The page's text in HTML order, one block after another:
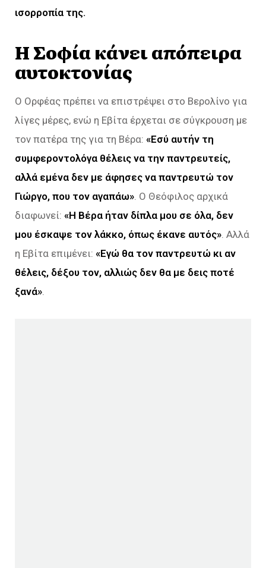
ισορροπία της.
Η Σοφία κάνει απόπειρα
αυτοκτονίας
Ο Ορφέας πρέπει να επιστρέψει στο Βερολίνο για
λίγες μέρες, ενώ η Εβίτα έρχεται σε σύγκρουση με
τον πατέρα της για τη Βέρα: «Εσύ αυτήν τη
συμφεροντολόγα θέλεις να την παντρευτείς,
αλλά εμένα δεν με άφησες να παντρευτώ τον
Γιώργο, που τον αγαπάω» . Ο Θεόφιλος αρχικά
διαφωνεί: «Η Βέρα ήταν δίπλα μου σε όλα, δεν
μου έσκαψε τον λάκκο, όπως έκανε αυτός» . Αλλά
η Εβίτα επιμένει: «Εγώ θα τον παντρευτώ κι αν
θέλεις, δέξου τον, αλλιώς δεν θα με δεις ποτέ
ξανά»